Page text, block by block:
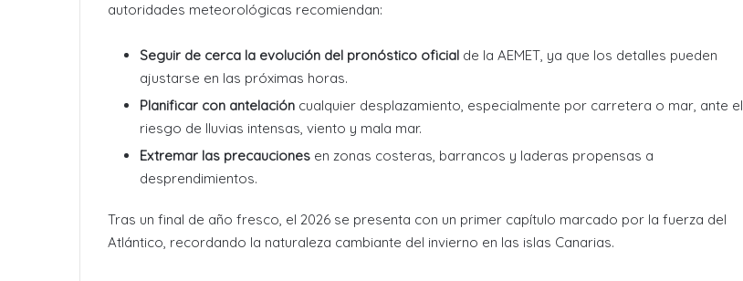
autoridades meteorológicas recomiendan:
Seguir de cerca la evolución del pronóstico oficial de la AEMET, ya que los detalles pueden
ajustarse en las próximas horas.
Planificar con antelación cualquier desplazamiento, especialmente por carretera o mar, ante el
riesgo de lluvias intensas, viento y mala mar.
Extremar las precauciones en zonas costeras, barrancos y laderas propensas a
desprendimientos.
Tras un final de año fresco, el 2026 se presenta con un primer capítulo marcado por la fuerza del
Atlántico, recordando la naturaleza cambiante del invierno en las islas Canarias.